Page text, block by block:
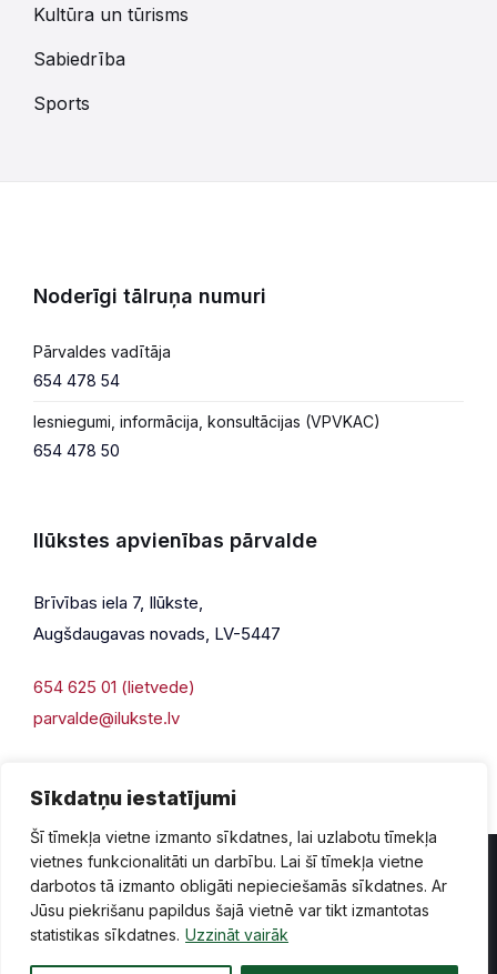
Sīkdatņu iestatījumi
Šī tīmekļa vietne izmanto sīkdatnes, lai uzlabotu tīmekļa
vietnes funkcionalitāti un darbību. Lai šī tīmekļa vietne
darbotos tā izmanto obligāti nepieciešamās sīkdatnes. Ar
Jūsu piekrišanu papildus šajā vietnē var tikt izmantotas
statistikas sīkdatnes. Uzzināt vairāk
Kultūra un tūrisms
Sabiedrība
Sports
Noderīgi tālruņa numuri
Pārvaldes vadītāja
654 478 54
Iesniegumi, informācija, konsultācijas (VPVKAC)
654 478 50
Ilūkstes apvienības pārvalde
Brīvības iela 7, Ilūkste,
Augšdaugavas novads, LV-5447
654 625 01 (lietvede)
parvalde@ilukste.lv
Privātuma politika Piekļūstamība
Lapas karte